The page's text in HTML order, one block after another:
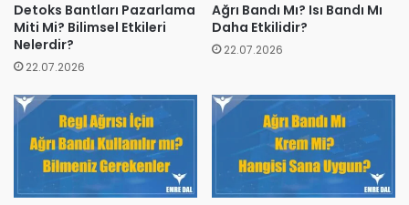
Detoks Bantları Pazarlama
Miti Mi? Bilimsel Etkileri
Nelerdir?
22.07.2026
Ağrı Bandı Mı? Isı Bandı Mı
Daha Etkilidir?
22.07.2026